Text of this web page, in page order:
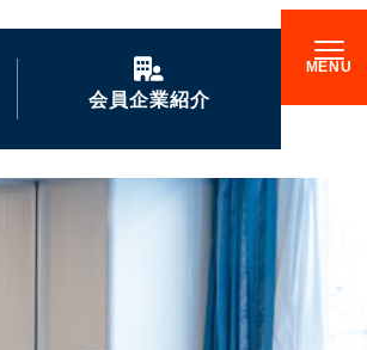
会員企業紹介
GENKIな会員企業の
ご紹介